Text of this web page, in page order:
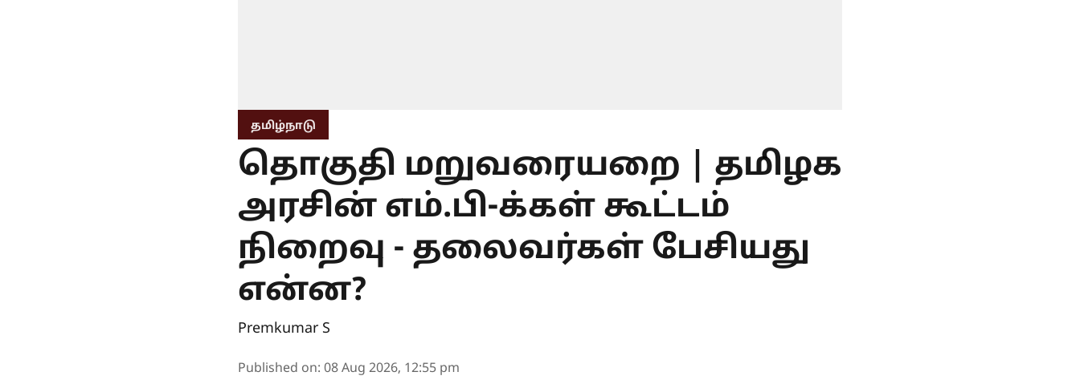
தமிழ்நாடு
தொகுதி மறுவரையறை | தமிழக
அரசின் எம்.பி-க்கள் கூட்டம்
நிறைவு - தலைவர்கள் பேசியது
என்ன?
Premkumar S
Published on: 08 Aug 2026, 12:55 pm